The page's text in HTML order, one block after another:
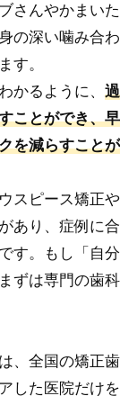
さんやかまい
の深い噛み合
す。
かるように、
ことができ、
を減らすこと
スピース矯正
あり、症例に
す。もし「自
ずは専門の歯
、全国の矯正
した医院だけ